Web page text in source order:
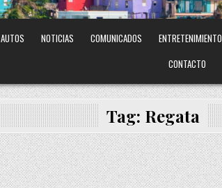
AUTOS NOTICIAS COMUNICADOS ENTRETENIMIENTO
CONTACTO
Tag: Regata